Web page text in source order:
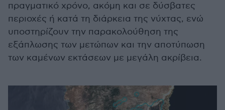
πραγματικό χρόνο, ακόμη και σε δύσβατες
περιοχές ή κατά τη διάρκεια της νύχτας, ενώ
υποστηρίζουν την παρακολούθηση της
εξάπλωσης των μετώπων και την αποτύπωση
των καμένων εκτάσεων με μεγάλη ακρίβεια.